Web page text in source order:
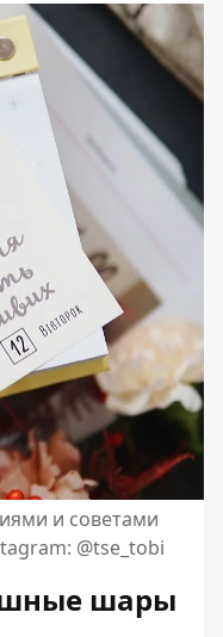
и советами
@tse_tobi
шары